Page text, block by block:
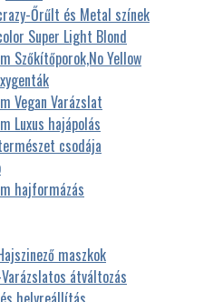
Őrűlt és Metal színek
Super Light Blond
Szőkítőporok,No Yellow
Vegan Varázslat
Luxus hajápolás
csodája
hajformázás
maszkok
átváltozás